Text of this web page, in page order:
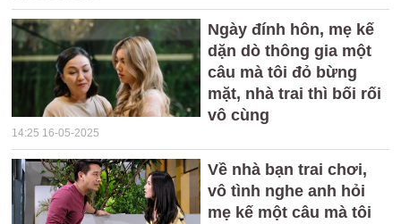
Ngày đính hôn, mẹ kế
dặn dò thông gia một
câu mà tôi đỏ bừng
mặt, nhà trai thì bối rối
vô cùng
14:25 16-05-2025
Về nhà bạn trai chơi,
vô tình nghe anh hỏi
mẹ kế một câu mà tôi